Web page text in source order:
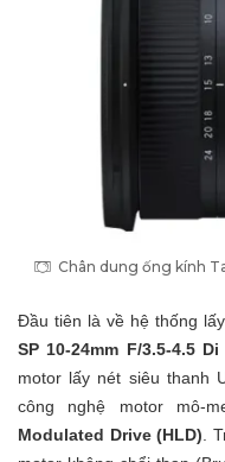
Chân dung ống kính
Đầu tiên là về hệ thống
SP 10-24mm F/3.5-4.5
motor lấy nét siêu thanh
công nghệ motor mô-
Modulated Drive (HLD) .